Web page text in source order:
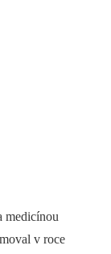
medicínou
v roce